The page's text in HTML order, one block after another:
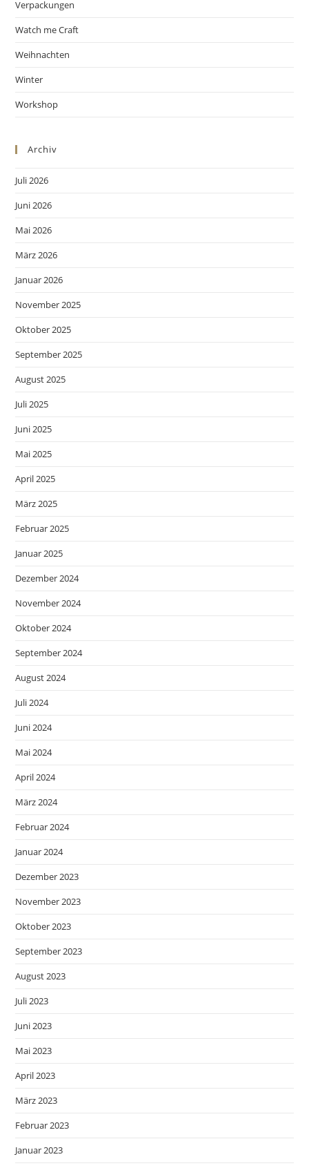
Verpackungen
Watch me Craft
Weihnachten
Winter
Workshop
Archiv
Juli 2026
Juni 2026
Mai 2026
März 2026
Januar 2026
November 2025
Oktober 2025
September 2025
August 2025
Juli 2025
Juni 2025
Mai 2025
April 2025
März 2025
Februar 2025
Januar 2025
Dezember 2024
November 2024
Oktober 2024
September 2024
August 2024
Juli 2024
Juni 2024
Mai 2024
April 2024
März 2024
Februar 2024
Januar 2024
Dezember 2023
November 2023
Oktober 2023
September 2023
August 2023
Juli 2023
Juni 2023
Mai 2023
April 2023
März 2023
Februar 2023
Januar 2023